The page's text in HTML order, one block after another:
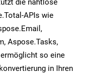
die nahtlose
APIs wie
Aspose.Tasks,
so eine
in Ihren